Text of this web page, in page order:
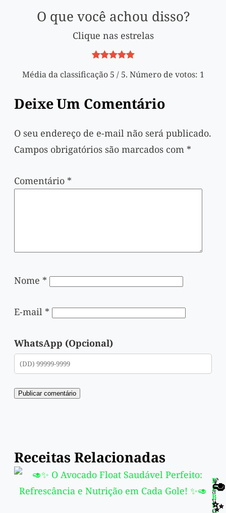
O que você achou disso?
Clique nas estrelas
Média da classificação 5 / 5. Número de votos: 1
Deixe Um Comentário
O seu endereço de e-mail não será publicado.
Campos obrigatórios são marcados com *
Comentário *
Nome *
E-mail *
WhatsApp (Opcional)
Receitas Relacionadas
B
E
B
I
🥑
✨
🍹
a
v
o